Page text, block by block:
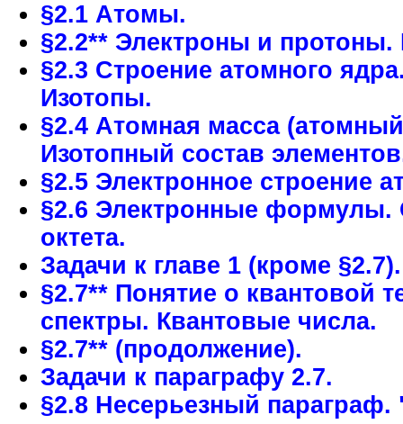
§2.1 Атомы.
§2.2** Электроны и
§2.3 Строение атомного
Изотопы.
§2.4 Атомная масса
Изотопный состав
§2.5 Электронное строение
§2.6 Электронные
октета.
Задачи к главе 1 (кроме §2.7).
§2.7** Понятие о квантовой
спектры. Квантовые числа.
§2.7** (продолжение).
Задачи к параграфу 2.7.
§2.8 Несерьезный